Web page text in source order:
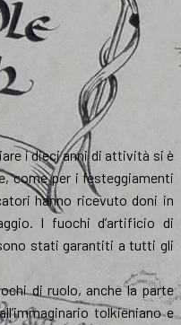
i dieci anni di attività si è
come per i festeggiamenti
hanno ricevuto doni in
I fuochi d’artificio di
stati garantiti a tutti gli
di ruolo, anche la parte
tolkieniano e